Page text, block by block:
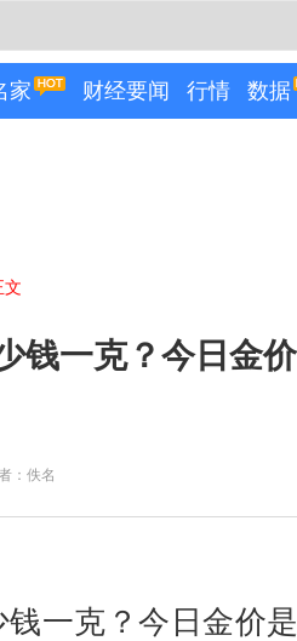
家 财经要闻 行情 数据
文
钱一克？今日金
：佚名
一克？今日金价